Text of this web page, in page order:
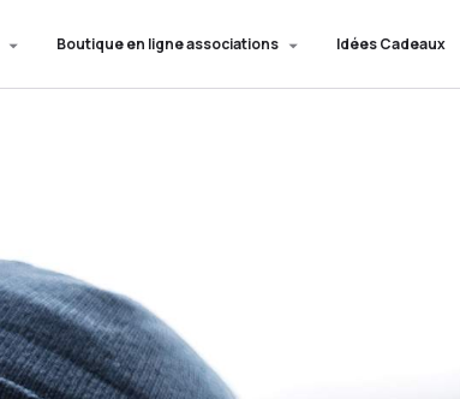
Boutique en ligne associations Idées Cadeaux